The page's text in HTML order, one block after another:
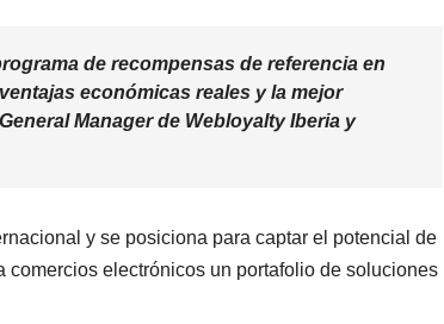
de recompensas de referencia en
económicas reales y la mejor
Manager de Webloyalty Iberia y
y se posiciona para captar el potencial de
electrónicos un portafolio de soluciones